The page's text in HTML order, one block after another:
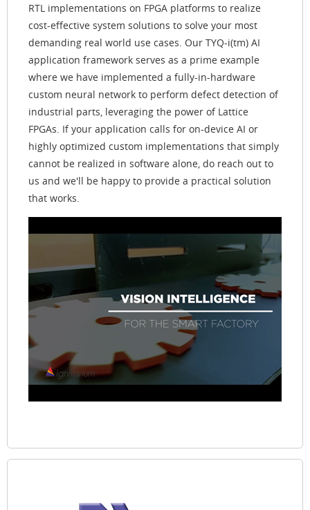
RTL implementations on FPGA platforms to realize
cost-effective system solutions to solve your most
demanding real world use cases. Our TYQ-i(tm) AI
application framework serves as a prime example
where we have implemented a fully-in-hardware
custom neural network to perform defect detection of
industrial parts, leveraging the power of Lattice
FPGAs. If your application calls for on-device AI or
highly optimized custom implementations that simply
cannot be realized in software alone, do reach out to
us and we'll be happy to provide a practical solution
that works.